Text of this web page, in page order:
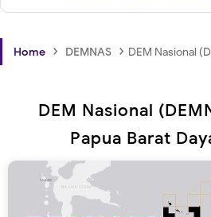
Home › DEMNAS › DEM Nasional
DEM Nasional
Papua Barat